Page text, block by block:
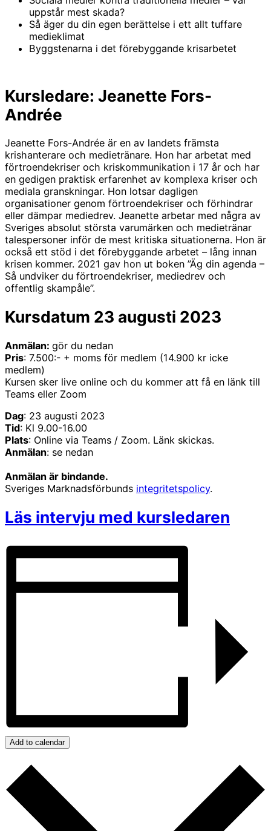
uppstår mest skada?
Så äger du din egen berättelse i ett allt tuffare
medieklimat
Byggstenarna i det förebyggande krisarbetet
Kursledare: Jeanette Fors-
Andrée
Jeanette Fors-Andrée är en av landets främsta
krishanterare och medietränare. Hon har arbetat med
förtroendekriser och kriskommunikation i 17 år och har
en gedigen praktisk erfarenhet av komplexa kriser och
mediala granskningar. Hon lotsar dagligen
organisationer genom förtroendekriser och förhindrar
eller dämpar mediedrev. Jeanette arbetar med några av
Sveriges absolut största varumärken och medietränar
talespersoner inför de mest kritiska situationerna. Hon är
också ett stöd i det förebyggande arbetet – lång innan
krisen kommer. 2021 gav hon ut boken ”Äg din agenda –
Så undviker du förtroendekriser, mediedrev och
offentlig skampåle”.
Kursdatum 23 augusti 2023
Anmälan: gör du nedan
Pris: 7.500:- + moms för medlem (14.900 kr icke
medlem)
Kursen sker live online och du kommer att få en länk till
Teams eller Zoom
Dag: 23 augusti 2023
Tid: Kl 9.00-16.00
Plats: Online via Teams / Zoom. Länk skickas.
Anmälan: se nedan
Anmälan är bindande.
Sveriges Marknadsförbunds integritetspolicy.
Läs intervju med kursledaren
Add to calendar